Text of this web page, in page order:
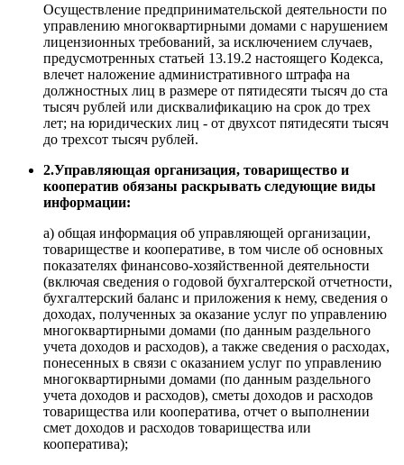
Осуществление предпринимательской деятельности по
управлению многоквартирными домами с нарушением
лицензионных требований, за исключением случаев,
предусмотренных статьей 13.19.2 настоящего Кодекса,
влечет наложение административного штрафа на
должностных лиц в размере от пятидесяти тысяч до ста
тысяч рублей или дисквалификацию на срок до трех
лет; на юридических лиц - от двухсот пятидесяти тысяч
до трехсот тысяч рублей.
2.Управляющая организация, товарищество и
кооператив обязаны раскрывать следующие виды
информации:
а) общая информация об управляющей организации,
товариществе и кооперативе, в том числе об основных
показателях финансово-хозяйственной деятельности
(включая сведения о годовой бухгалтерской отчетности,
бухгалтерский баланс и приложения к нему, сведения о
доходах, полученных за оказание услуг по управлению
многоквартирными домами (по данным раздельного
учета доходов и расходов), а также сведения о расходах,
понесенных в связи с оказанием услуг по управлению
многоквартирными домами (по данным раздельного
учета доходов и расходов), сметы доходов и расходов
товарищества или кооператива, отчет о выполнении
смет доходов и расходов товарищества или
кооператива);